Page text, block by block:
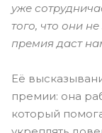
уже
того, что они
премия даст
Её
премии: она
который